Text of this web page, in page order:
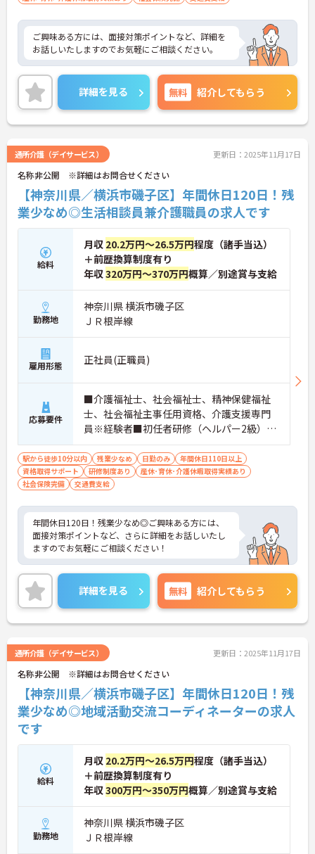
ご興味ある方には、面接対策ポイントなど、詳細を
お話しいたしますのでお気軽にご相談ください。
詳細を見る 無料 紹介してもらう
通所介護（デイサービス） 更新日：2025年11月17日
名称非公開 ※詳細はお問合せください
【神奈川県／横浜市磯子区】年間休日120日！残
業少なめ◎生活相談員兼介護職員の求人です
給料
月収 20.2万円～26.5万円程度（諸手当込）
＋前歴換算制度有り
年収320万円～370万円概算／別途賞与支給
勤務地
神奈川県 横浜市磯子区
ＪＲ根岸線
雇用形態 正社員(正職員)
応募要件
■介護福祉士、社会福祉士、精神保健福祉
士、社会福祉主事任用資格、介護支援専門
員※経験者■初任者研修（ヘルパー2級）お
よび実務者研修（ヘルパー1級）※介護保険
施設または通所系サービス事業所において
常勤で2年以上（勤務日数360日以上）
駅から徒歩10分以内 残業少なめ 日勤のみ
年間休日110日以上
資格取得サポート
研修制度あり
産休･育休･介護休暇取得実績あり
社会保険完備
交通費支給
年間休日120日！残業少なめ◎ご興味ある方には、
面接対策ポイントなど、さらに詳細をお話しいたし
ますのでお気軽にご相談ください！
詳細を見る 無料 紹介してもらう
通所介護（デイサービス） 更新日：2025年11月17日
名称非公開 ※詳細はお問合せください
【神奈川県／横浜市磯子区】年間休日120日！残
業少なめ◎地域活動交流コーディネーターの求人
です
給料
月収 20.2万円～26.5万円程度（諸手当込）
＋前歴換算制度有り
年収300万円～350万円概算／別途賞与支給
勤務地
神奈川県 横浜市磯子区
ＪＲ根岸線